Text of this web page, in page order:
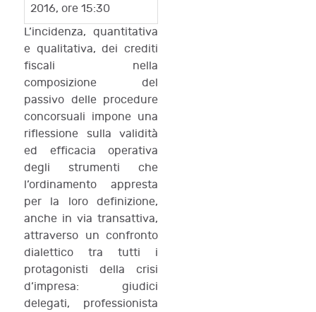
2016, ore 15:30
L’incidenza, quantitativa
e qualitativa, dei crediti
fiscali nella
composizione del
passivo delle procedure
concorsuali impone una
riflessione sulla validità
ed efficacia operativa
degli strumenti che
l’ordinamento appresta
per la loro definizione,
anche in via transattiva,
attraverso un confronto
dialettico tra tutti i
protagonisti della crisi
d’impresa: giudici
delegati, professionista